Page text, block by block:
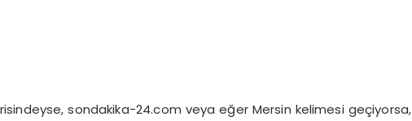
sondakika-24.com veya eğer Mersin kelimesi geçiyorsa,